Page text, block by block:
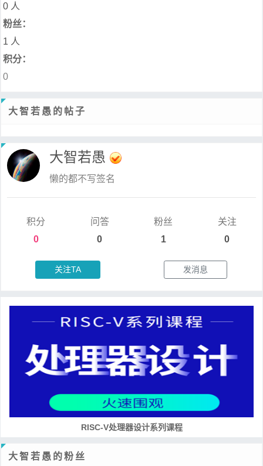
0 人
粉丝：
1 人
积分：
0
大智若愚的帖子
大智若愚
懒的都不写签名
积分
0
问答
0
粉丝
1
关注
0
关注TA 发消息
RISC-V处理器设计系列课程
大智若愚的粉丝